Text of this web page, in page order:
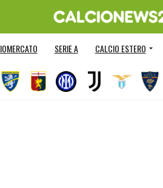
SERIE A CALCIO ESTERO